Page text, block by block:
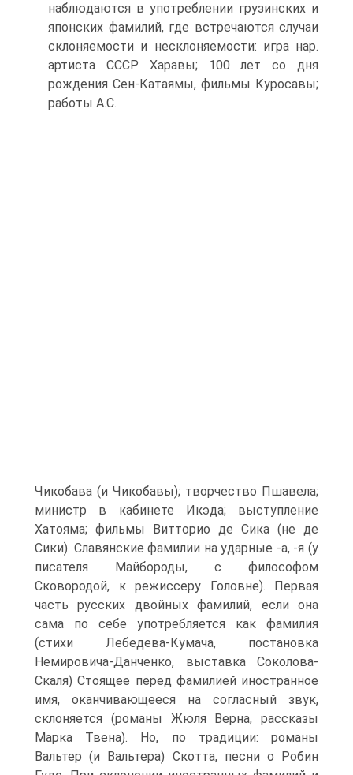
наблюдаются в употреблении грузинских и
японских фамилий, где встречаются случаи
склоняемости и несклоняемости: игра нар.
артиста СССР Харавы; 100 лет со дня
рождения Сен-Катаямы, фильмы Куросавы;
работы А.С.
Чикобава (и Чикобавы); творчество Пшавела;
министр в кабинете Икэда; выступление
Хатояма; фильмы Витторио де Сика (не де
Сики). Славянские фамилии на ударные -а, -я (у
писателя Майбороды, с философом
Сковородой, к режиссеру Головне). Первая
часть русских двойных фамилий, если она
сама по себе употребляется как фамилия
(стихи Лебедева-Кумача, постановка
Немировича-Данченко, выставка Соколова-
Скаля) Стоящее перед фамилией иностранное
имя, оканчивающееся на согласный звук,
склоняется (романы Жюля Верна, рассказы
Марка Твена). Но, по традиции: романы
Вальтер (и Вальтера) Скотта, песни о Робин